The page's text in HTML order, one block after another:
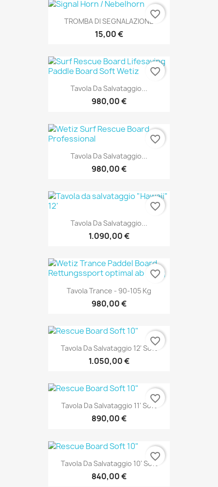
TROMBA DI SEGNALAZIONE
15,00 €
favorite_border
Tavola Da Salvataggio...
980,00 €
favorite_border
Tavola Da Salvataggio...
980,00 €
favorite_border
Tavola Da Salvataggio...
1.090,00 €
favorite_border
Tavola Trance - 90-105 Kg
980,00 €
favorite_border
Tavola Da Salvataggio 12' Soft
1.050,00 €
favorite_border
Tavola Da Salvataggio 11' Soft
890,00 €
favorite_border
Tavola Da Salvataggio 10' Soft
840,00 €
favorite_border